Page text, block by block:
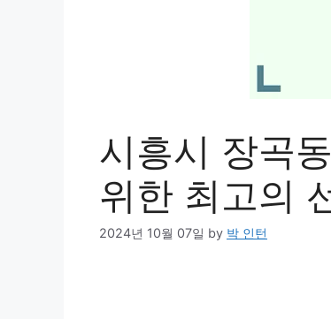
시흥시 장곡
위한 최고의
2024년 10월 07일 by 박 인턴